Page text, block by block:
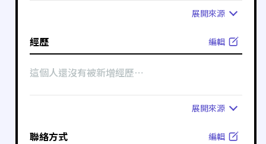
展開來源
經歷 編輯
這個人還沒有被新增經歷⋯
展開來源
聯絡方式 編輯